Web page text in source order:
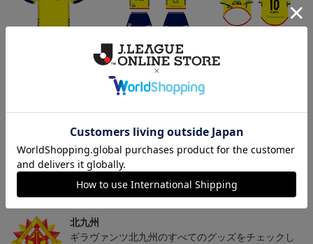
「2026/27シーズン 明治
[2026/27シーズン 明治安
田J3リーグ]ベビーユニフ
ォーム上下セット(FP1st
デザイン)
4,950円
[2026/27シーズン 明治安
北九州
ギラヴァンツ北九州のユニフォームを着て試合を応
北九州
ギラヴァンツ北九州のすべてのグッズをチェックし